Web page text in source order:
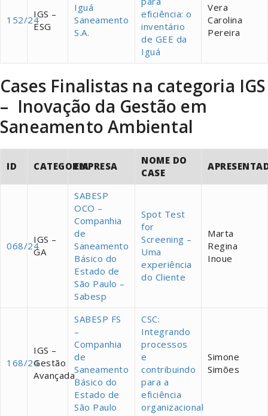
152/24IGS –
ESG
Iguá
Saneamento
S.A.
eficiência: o
inventário
de GEE da
Iguá
Vera
Carolina
Pereira
Cases Finalistas na categoria IGS
– Inovação da Gestão em
Saneamento Ambiental
ID CATEGORIAEMPRESA
NOME DO
CASE
068/24
IGS –
GA
SABESP
OCO –
Companhia
de
Saneamento
Básico do
Estado de
São Paulo –
Sabesp
Spot Test
for
Screening –
Uma
experiência
do Cliente
Marta
Regina
Inoue
168/24
IGS –
Gestão
Avançada
SABESP FS
–
Companhia
de
Saneamento
Básico do
Estado de
São Paulo
CSC:
Integrando
processos
e
contribuindo
para a
eficiência
organizacional
Simone
Simões